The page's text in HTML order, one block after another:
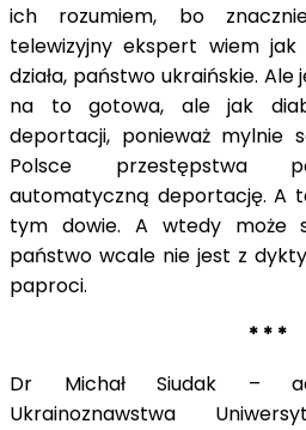
ich rozumiem, bo
telewizyjny ekspert wiem jak
działa, państwo ukraińskie.
na to gotowa, ale jak
deportacji, ponieważ mylnie
Polsce przestępstwa
automatyczną deportację. A
tym dowie. A wtedy może
państwo wcale nie jest z
paproci.
* * *
Dr Michał Siudak –
Ukrainoznawstwa